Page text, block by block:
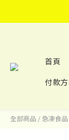
首頁
付款
全部商品 / 急凍食品